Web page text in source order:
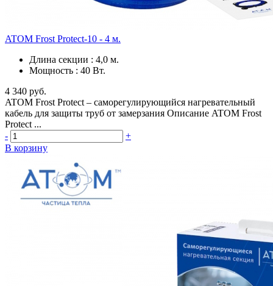
ATOM Frost Protect-10 - 4 м.
Длина секции : 4,0 м.
Мощность : 40 Вт.
4 340 руб.
ATOM Frost Protect – саморегулирующийся нагревательный
кабель для защиты труб от замерзания Описание ATOM Frost
Protect ...
-
+
В корзину